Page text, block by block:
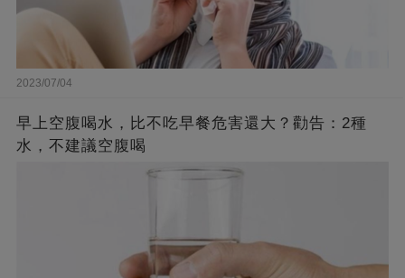
2023/07/04
早上空腹喝水，比不吃早餐危害還大？勸告：2種
水，不建議空腹喝